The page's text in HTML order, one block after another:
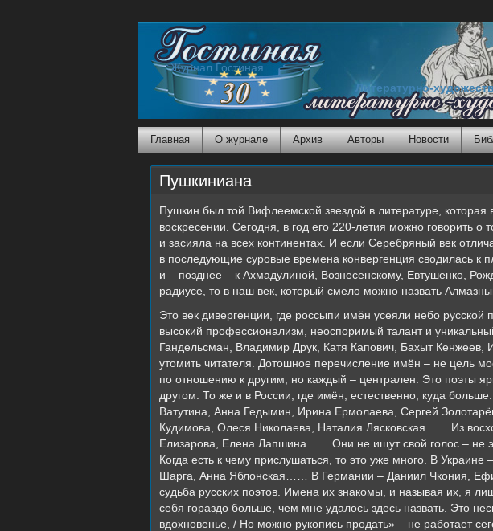
Журнал Гостиная
Литературно-
Главная О журнале Архив Авторы Новости
Пушкиниана
Пушкин был той Вифлеемской звездой в литературе,
воскресении. Сегодня, в год его 220-летия можно говорить
и засияла на всех континентах. И если Серебряный век
в последующие суровые времена конвергенция сводилась к
и – позднее – к Ахмадулиной, Вознесенскому, Евтушенко,
радиусе, то в наш век, который смело можно назвать
Это век дивергенции, где россыпи имён усеяли небо
высокий профессионализм, неоспоримый талант и
Гандельсман, Владимир Друк, Катя Капович, Бахыт
утомить читателя. Дотошное перечисление имён – не цель
по отношению к другим, но каждый – централен. Это поэты
другом. То же и в России, где имён, естественно, куда
Ватутина, Анна Гедымин, Ирина Ермолаева, Сергей
Кудимова, Олеся Николаева, Наталия Лясковская…… Из
Елизарова, Елена Лапшина…… Они не ищут свой голос – не
Когда есть к чему прислушаться, то это уже много. В
Шарга, Анна Яблонская…… В Германии – Даниил Чкония,
судьба русских поэтов. Имена их знакомы, и называя их, я
себя гораздо больше, чем мне удалось здесь назвать. Это
вдохновенье, / Но можно рукопись продать» – не работает